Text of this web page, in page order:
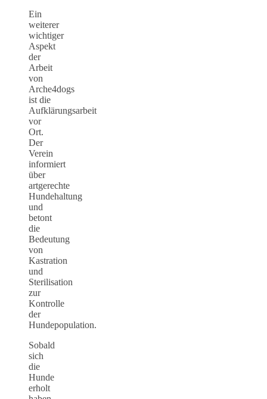
Ein
weiterer
wichtiger
Aspekt
der
Arbeit
von
Arche4dogs
ist die
Aufklärungsarbeit
vor
Ort.
Der
Verein
informiert
über
artgerechte
Hundehaltung
und
betont
die
Bedeutung
von
Kastration
und
Sterilisation
zur
Kontrolle
der
Hundepopulation.
Sobald
sich
die
Hunde
erholt